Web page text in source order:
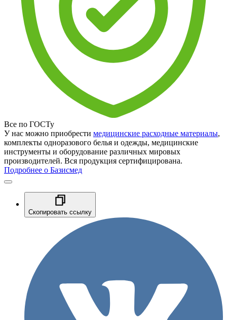
Все по ГОСТу
У нас можно приобрести медицинские расходные материалы,
комплекты одноразового белья и одежды, медицинские
инструменты и оборудование различных мировых
производителей. Вся продукция сертифицирована.
Подробнее о Базисмед
Скопировать ссылку